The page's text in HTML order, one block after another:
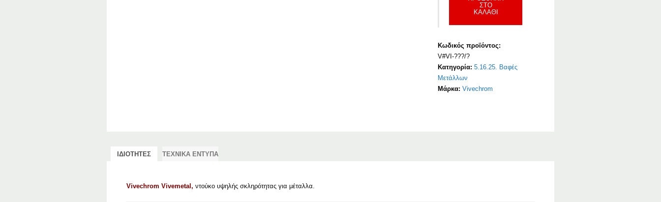
ΣΤΟ
ΚΑΛΆΘΙ
Κωδικός προϊόντος:
V#VI-???/?
Κατηγορία: 5.16.25. Βαφές
Μετάλλων
Μάρκα: Vivechrom
ΙΔΙΟΤΗΤΕΣ ΤΕΧΝΙΚΑ ΕΝΤΥΠΑ
Vivechrom Vivemetal, ντούκο υψηλής σκληρότητας για μέταλλα.